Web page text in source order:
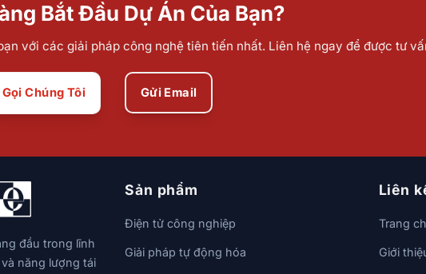
Bắt Đầu Dự Án Của Bạn?
với các giải pháp công nghệ tiên tiến nhất. Liên hệ ngay để được tư
Gọi Chúng Tôi Gửi Email
đầu trong lĩnh
năng lượng tái
Sản phẩm
Điện tử công nghiệp
Giải pháp tự động hóa
Liên
Trang
Giới